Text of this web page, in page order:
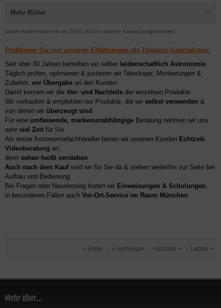
Mehr Bilder
Diesen Artikel haben wir am 20.01.2021 in unseren Katalog aufgenommen.
Profitieren Sie von unseren Erfahrungen als Teleskop-Spezialisten:
Seit über 30 Jahren betreiben wir selber leidenschaftlich Astronomie
Täglich prüfen, optimieren & justieren wir Teleskope, Montierungen &
Zubehör, vor Übergabe an den Kunden
Damit kennen wir die Vor- und Nachteile der einzelnen Produkte
Wir verkaufen & empfehlen nur Produkte, die wir selbst verwenden &
von denen wir überzeugt sind
Für eine umfassende, markenunabhängige Beratung nehmen wir uns
sehr viel Zeit für Sie
Als erster Astronomiefachhändler bieten wir unseren Kunden Echtzeit-
Videoberatung an,
denn sehen heißt verstehen
Auch nach dem Kaufsind wir für Sie da & stehen weiterhin zur Seite bei
Aufbau und Bedienung
Bei Fragen oder Neueinstieg bieten wir Einweisungen & Schulungen,
in besonderen Fällen auch Vor-Ort-Service im Raum München
« Erster « vorheriger nächster » Letzter »
Mehr über...